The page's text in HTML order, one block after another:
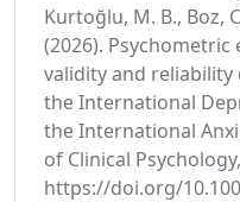
Kurtoğlu, M. B., Boz,
(2026).
validity and
the International
the International
of Clinical
https://doi.org/